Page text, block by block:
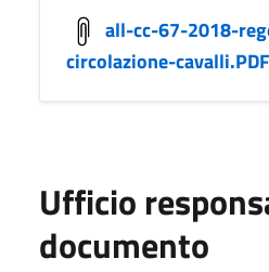
all-cc-67-2018-
circolazione-cavalli.PDF
Ufficio
documento